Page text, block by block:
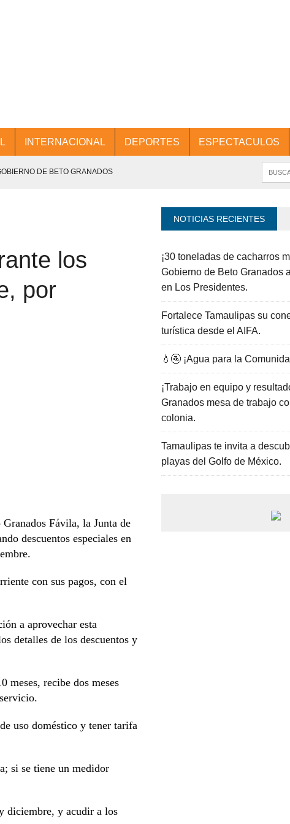
INTERNACIONAL DEPORTES ESPECTACULOS
DE BETO GRANADOS
DE TRABAJO CON PRESIDENTES
DE MÉXICO.
los
por
Fávila, la Junta de
descuentos especiales en
con sus pagos, con el
a aprovechar esta
detalles de los descuentos y
meses, recibe dos meses
uso doméstico y tener tarifa
si se tiene un medidor
diciembre, y acudir a los
NOTICIAS RECIENTES
¡30 toneladas de cacharros
Gobierno de Beto Granados
en Los Presidentes.
Fortalece Tamaulipas su
turística desde el AIFA.
💧🚰 ¡Agua para la
¡Trabajo en equipo y
Granados mesa de trabajo
colonia.
Tamaulipas te invita a
playas del Golfo de México.